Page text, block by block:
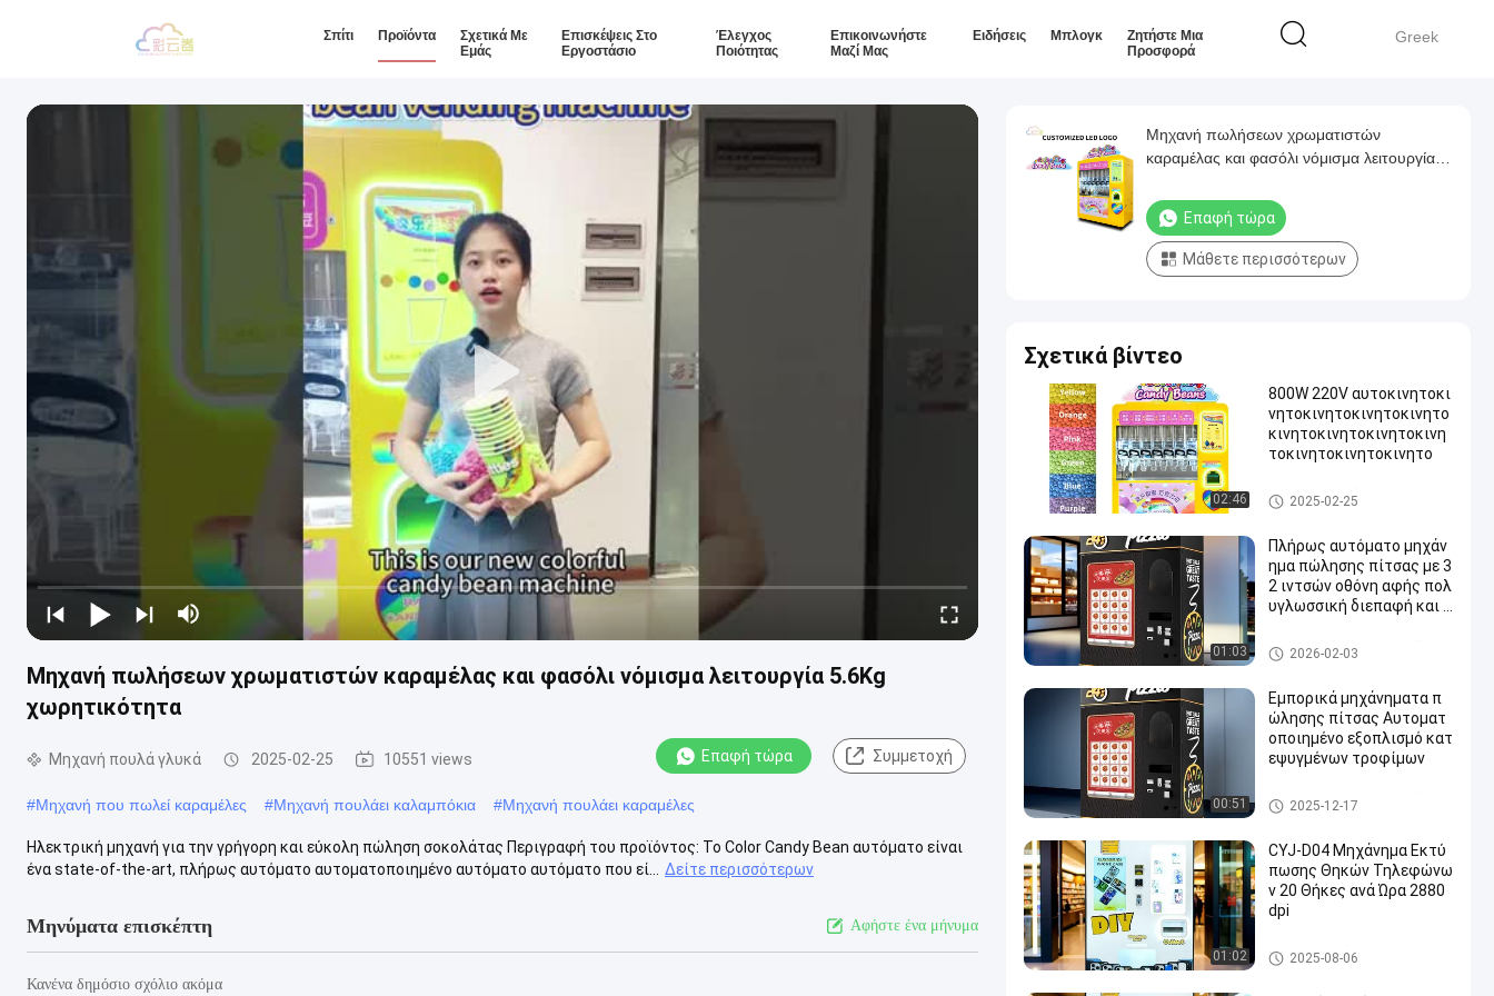
Greek
Σπίτι Προϊόντα
Σχετικά Με
Εμάς
Επισκέψεις Στο
Εργοστάσιο
Έλεγχος
Ποιότητας
Επικοινωνήστε
Μαζί Μας
Ειδήσεις Μπλογκ
Ζητήστε Μια
Προσφορά
Μηχανή πωλήσεων χρωματιστών καραμέλας και φασόλι νόμισμα λειτουργία 5.6Kg
χωρητικότητα
Μηχανή πουλά γλυκά 2025-02-25 10551 views Επαφή τώρα Συμμετοχή
#Μηχανή που πωλεί καραμέλες #Μηχανή πουλάει καλαμπόκια #Μηχανή πουλάει καραμέλες
Ηλεκτρική μηχανή για την γρήγορη και εύκολη πώληση σοκολάτας Περιγραφή του προϊόντος: Το Color Candy Bean αυτόματο είναι
ένα state-of-the-art, πλήρως αυτόματο αυτοματοποιημένο αυτόματο αυτόματο που εί...
Δείτε περισσότερων
Μηνύματα επισκέπτη Αφήστε ένα μήνυμα
Κανένα δημόσιο σχόλιο ακόμα
Μηχανή πωλήσεων χρωματιστών
καραμέλας και φασόλι νόμισμα λειτουργία
Επαφή τώρα
Μάθετε περισσότερων
Σχετικά βίντεο
02:46
800W 220V αυτοκινητοκι
νητοκινητοκινητοκινητο
κινητοκινητοκινητοκινη
τοκινητοκινητοκινητο
Μηχανή πουλά γλυκά
2025-02-25
01:03
Πλήρως αυτόματο μηχάν
ημα πώλησης πίτσας με 3
2 ιντσών οθόνη αφής πολ
υγλωσσική διεπαφή και δ
Μηχανή πώλησης πιτσών
2026-02-03
00:51
Εμπορικά μηχάνηματα π
ώλησης πίτσας Αυτοματ
οποιημένο εξοπλισμό κατ
εψυγμένων τροφίμων
Μηχανή πώλησης πιτσών
2025-12-17
01:02
CYJ-D04 Μηχάνημα Εκτύ
πωσης Θηκών Τηλεφώνω
ν 20 Θήκες ανά Ώρα 2880
dpi
Μηχανή εκτύπωσης συσκευ
ασίας τηλεφώνου
2025-08-06